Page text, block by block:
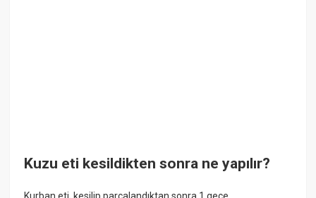
Kuzu eti kesildikten sonra ne yapılır?
Kurban eti, kesilip parçalandıktan sonra 1 gece